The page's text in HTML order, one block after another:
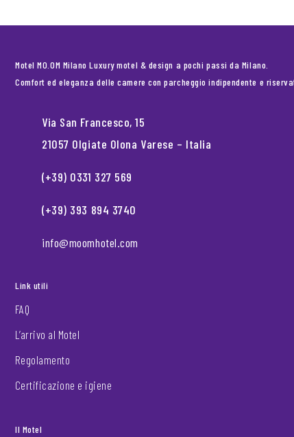
Motel MO.OM Milano Luxury motel & design a pochi passi da Milano.
Comfort ed eleganza delle camere con parcheggio indipendente e
Via San Francesco, 15
21057 Olgiate Olona Varese – Italia
(+39) 0331 327 569
(+39) 393 894 3740
info@moomhotel.com
Link utili
FAQ
L’arrivo al Motel
Regolamento
Certificazione e igiene
Il Motel